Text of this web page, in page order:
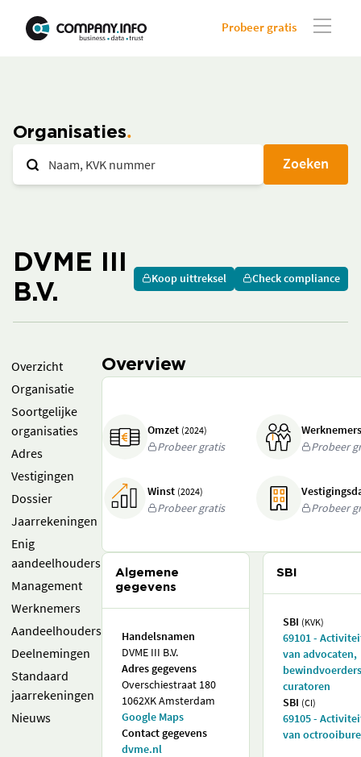
Probeer gratis
Organisaties
Zoeken
DVME III
B.V.
Koop uittreksel Check compliance
Overzicht
Organisatie
Soortgelijke
organisaties
Adres
Vestigingen
Dossier
Jaarrekeningen
Enig
aandeelhouders
Management
Werknemers
Aandeelhouders
Deelnemingen
Standaard
jaarrekeningen
Nieuws
Overview
Omzet (2024)
Probeer gratis
Probeer
Winst (2024)
Probeer gratis
Probeer
Algemene
gegevens
Handelsnamen
DVME III B.V.
Adres gegevens
Overschiestraat 180
1062XK Amsterdam
Google Maps
Contact gegevens
dvme.nl
SBI
SBI (KVK)
69101 -
van advocaten,
curatoren
SBI (CI)
69105 -
van